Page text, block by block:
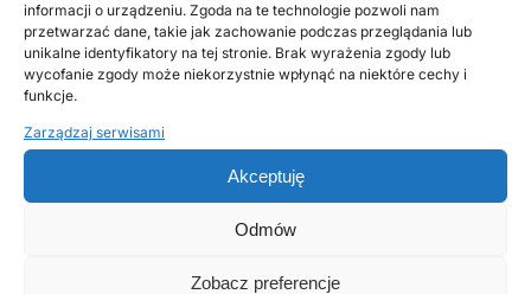
informacji o urządzeniu. Zgoda na te technologie pozwoli nam
przetwarzać dane, takie jak zachowanie podczas przeglądania lub
unikalne identyfikatory na tej stronie. Brak wyrażenia zgody lub
wycofanie zgody może niekorzystnie wpłynąć na niektóre cechy i
funkcje.
Zarządzaj serwisami
Akceptuję
Odmów
Zobacz preferencje
30 CZERWCA, 2026
Odnawialne źródła energii w Gminie Rusiec –
edycja 2, Fundusze Europejskie